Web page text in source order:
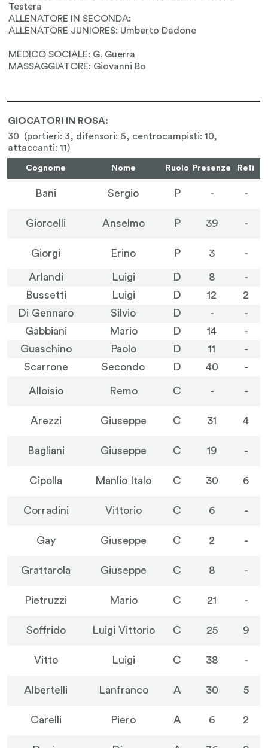
GIOCATORI IN ROSA:
30 (portieri: 3, difensori: 6, centrocampisti: 10,
attaccanti: 11)
Cognome Nome Ruolo Presenze Reti
Bani Sergio P - -
Giorcelli Anselmo P 39 -
Giorgi Erino P 3 -
Arlandi Luigi D 8
-
Bussetti
Luigi D 12
2
Di Gennaro
Silvio D -
-
Gabbiani
Mario D 14
-
Guaschino
Paolo D 11
-
Scarrone
Secondo D 40 -
Alloisio Remo C - -
Arezzi Giuseppe C 31 4
Bagliani Giuseppe C 19 -
Cipolla Manlio Italo C 30 6
Corradini Vittorio C 6 -
Gay Giuseppe C 2 -
Grattarola Giuseppe C 8 -
Pietruzzi Mario C 21 -
Soffrido Luigi Vittorio C 25 9
Vitto Luigi C 38 -
Albertelli Lanfranco A 30 5
Carelli Piero A 6 2